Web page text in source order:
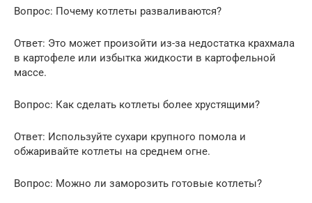
Вопрос: Почему котлеты разваливаются?
Ответ: Это может произойти из-за недостатка крахмала
в картофеле или избытка жидкости в картофельной
массе.
Вопрос: Как сделать котлеты более хрустящими?
Ответ: Используйте сухари крупного помола и
обжаривайте котлеты на среднем огне.
Вопрос: Можно ли заморозить готовые котлеты?